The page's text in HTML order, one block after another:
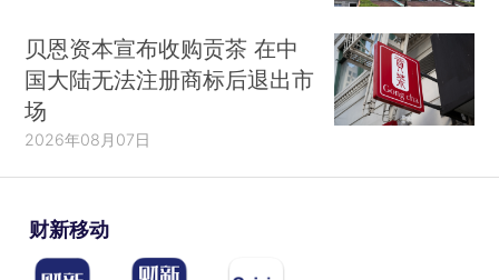
贝恩资本宣布收购贡茶 在中
国大陆无法注册商标后退出市
场
2026年08月07日
财新移动